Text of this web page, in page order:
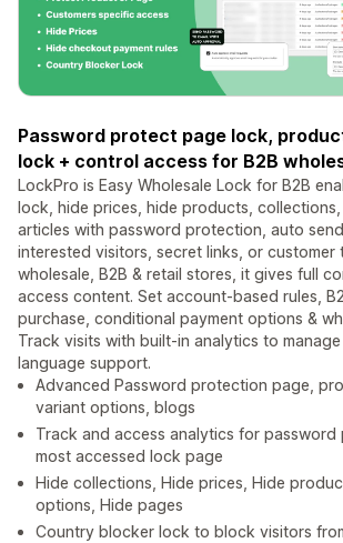
Password protect page lock,
lock + control access for B2B
LockPro is Easy Wholesale Lock for B2B
lock, hide prices, hide products,
articles with password protection, auto
interested visitors, secret links, or customer
wholesale, B2B & retail stores, it gives full
access content. Set account-based rules,
purchase, conditional payment options &
Track visits with built-in analytics to manage
language support.
Advanced Password protection page,
variant options, blogs
Track and access analytics for password
most accessed lock page
Hide collections, Hide prices, Hide
options, Hide pages
Country blocker lock to block visitors